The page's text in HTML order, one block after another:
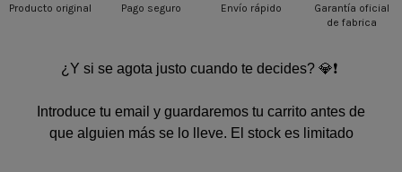
Producto original Pago seguro Envío rápido
Garantía oficial
de fabrica
¿Y si se agota justo cuando te decides? 💎❗
Introduce tu email y guardaremos tu carrito antes de
que alguien más se lo lleve. El stock es limitado